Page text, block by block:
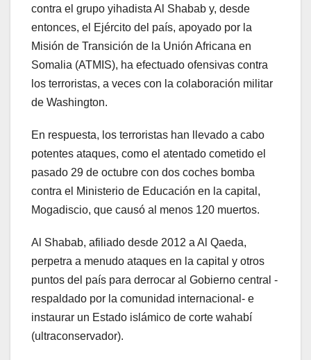
contra el grupo yihadista Al Shabab y, desde
entonces, el Ejército del país, apoyado por la
Misión de Transición de la Unión Africana en
Somalia (ATMIS), ha efectuado ofensivas contra
los terroristas, a veces con la colaboración militar
de Washington.
En respuesta, los terroristas han llevado a cabo
potentes ataques, como el atentado cometido el
pasado 29 de octubre con dos coches bomba
contra el Ministerio de Educación en la capital,
Mogadiscio, que causó al menos 120 muertos.
Al Shabab, afiliado desde 2012 a Al Qaeda,
perpetra a menudo ataques en la capital y otros
puntos del país para derrocar al Gobierno central -
respaldado por la comunidad internacional- e
instaurar un Estado islámico de corte wahabí
(ultraconservador).